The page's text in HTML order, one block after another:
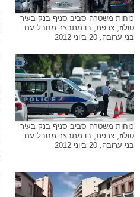
כוחות משטרה סביב סניף בנק בעיר
טולוז, צרפת, בו מתבצר מחבל עם
בני ערובה, 20 ביוני 2012
כוחות משטרה סביב סניף בנק בעיר
טולוז, צרפת, בו מתבצר מחבל עם
בני ערובה, 20 ביוני 2012